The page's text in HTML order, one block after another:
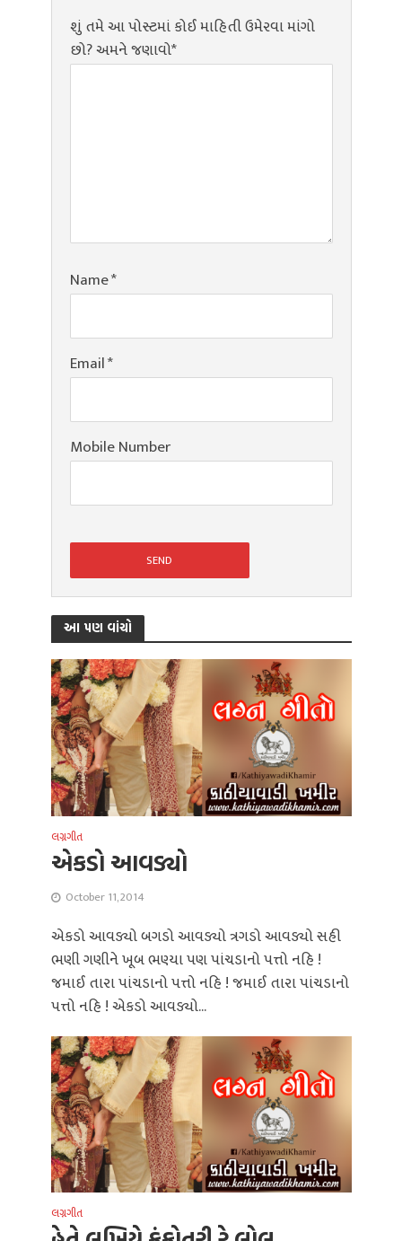
શું તમે આ પોસ્ટમાં કોઈ માહિતી ઉમેરવા માંગો
છો? અમને જણાવો*
Name*
Email*
Mobile Number
આ પણ વાંચો
લગ્નગીત
એકડો આવડ્યો
October 11, 2014
એકડો આવડ્યો બગડો આવડ્યો ત્રગડો આવડ્યો સહી
ભણી ગણીને ખૂબ ભણ્યા પણ પાંચડાનો પત્તો નહિ !
જમાઈ તારા પાંચડાનો પત્તો નહિ ! જમાઈ તારા પાંચડાનો
પત્તો નહિ ! એકડો આવડ્યો...
લગ્નગીત